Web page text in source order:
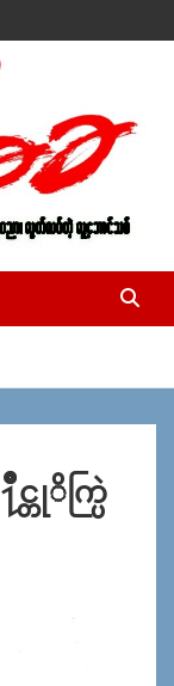
&
တံတား၊ ရန္ကုန္။
၊ ၀၉ ၅၀၄ ၁၀ ၅၈) ျ
၉၈၃၄
တုိက္ပြဲ